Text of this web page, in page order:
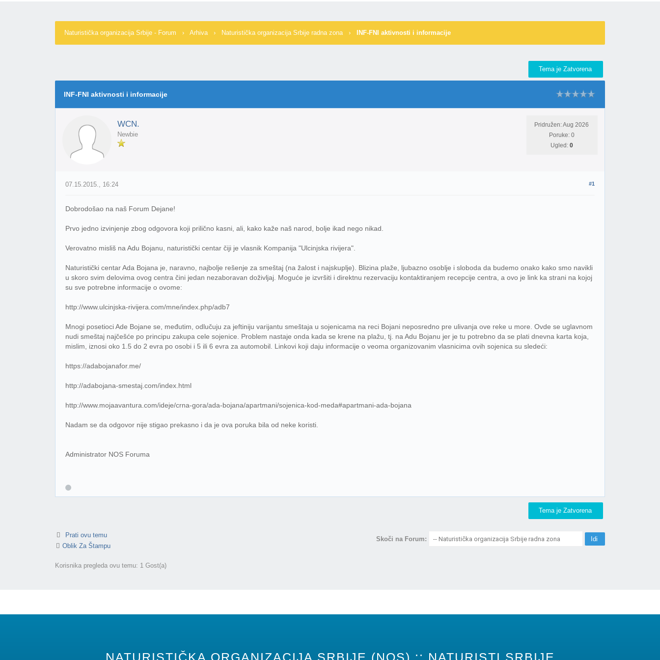
Naturistička organizacija Srbije - Forum › Arhiva› Naturistička organizacija Srbije radna zona › INF-FNI aktivnosti i informacije
Tema je Zatvorena
0 Glasov(a) - 0 Prosečno
1
2
3
4
5
INF-FNI aktivnosti i informacije
WCN.
Newbie
Pridružen: Aug 2026
Poruke: 0
Ugled: 0
#1
07.15.2015., 16:24
Dobrodošao na naš Forum Dejane!
Prvo jedno izvinjenje zbog odgovora koji prilično kasni, ali, kako kaže naš narod, bolje ikad nego nikad.
Verovatno misliš na Adu Bojanu, naturistički centar čiji je vlasnik Kompanija "Ulcinjska rivijera".
Naturistički centar Ada Bojana je, naravno, najbolje rešenje za smeštaj (na žalost i najskuplje). Blizina plaže, ljubazno osoblje i sloboda da budemo onako kako smo navikli
u skoro svim delovima ovog centra čini jedan nezaboravan doživljaj. Moguće je izvršiti i direktnu rezervaciju kontaktiranjem recepcije centra, a ovo je link ka strani na kojoj
su sve potrebne informacije o ovome:
http://www.ulcinjska-rivijera.com/mne/index.php/adb7
Mnogi posetioci Ade Bojane se, međutim, odlučuju za jeftiniju varijantu smeštaja u sojenicama na reci Bojani neposredno pre ulivanja ove reke u more. Ovde se uglavnom
nudi smeštaj najčešće po principu zakupa cele sojenice. Problem nastaje onda kada se krene na plažu, tj. na Adu Bojanu jer je tu potrebno da se plati dnevna karta koja,
mislim, iznosi oko 1.5 do 2 evra po osobi i 5 ili 6 evra za automobil. Linkovi koji daju informacije o veoma organizovanim vlasnicima ovih sojenica su sledeći:
https://adabojanafor.me/
http://adabojana-smestaj.com/index.html
http://www.mojaavantura.com/ideje/crna-gora/ada-bojana/apartmani/sojenica-kod-meda#apartmani-ada-bojana
Nadam se da odgovor nije stigao prekasno i da je ova poruka bila od neke koristi.
Administrator NOS Foruma
Tema je Zatvorena
Prati ovu temu
Oblik Za Štampu
Skoči na Forum:
Korisnika pregleda ovu temu: 1 Gost(a)
NATURISTIČKA ORGANIZACIJA SRBIJE (NOS) :: NATURISTI SRBIJE